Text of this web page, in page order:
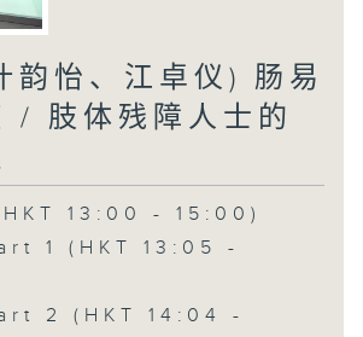
韵怡、江卓仪) 肠易
/ 肢体残障人士的
13:00 - 15:00)
1 (HKT 13:05 -
2 (HKT 14:04 -